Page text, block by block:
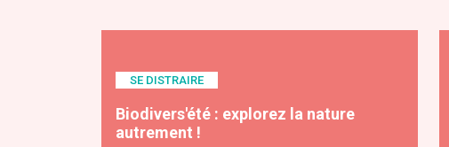
SE DISTRAIRE
Biodivers'été : explorez la nature
autrement !